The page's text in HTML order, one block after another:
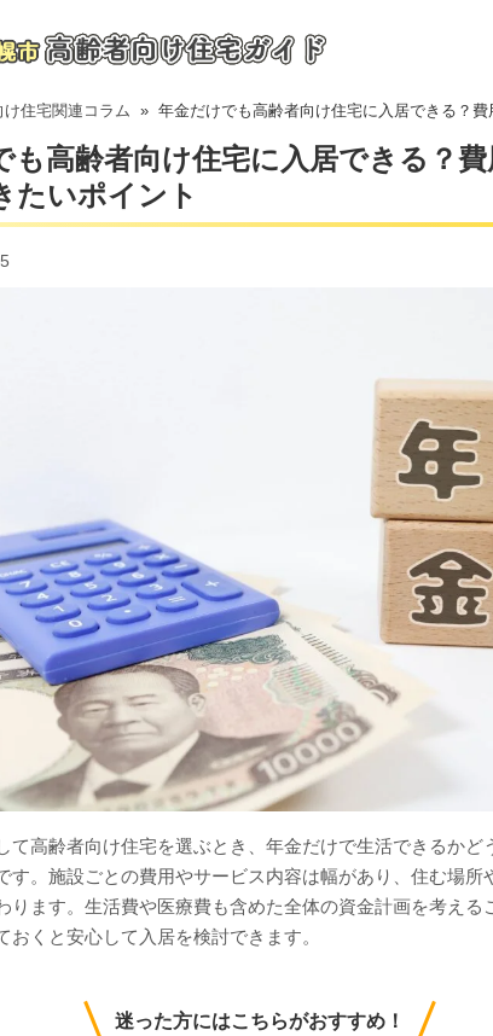
【札幌市】おすすめの高齢者向け住宅
け住宅関連コラム » 年金だけでも高齢者向け住宅に入居できる？費
も高齢者向け住宅に入居できる？費
たいポイント
15
て高齢者向け住宅を選ぶとき、年金だけで生活できるかど
す。施設ごとの費用やサービス内容は幅があり、住む場所
ります。生活費や医療費も含めた全体の資金計画を考える
おくと安心して入居を検討できます。
迷った方にはこちらがおすすめ！